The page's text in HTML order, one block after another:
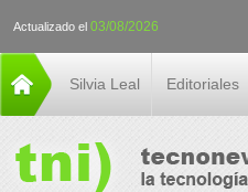
Actualizado el 03/08/2026
Silvia Leal Editoriales